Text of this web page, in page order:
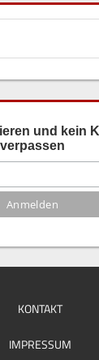
und kein
verpassen
KONTAKT
IMPRESSUM